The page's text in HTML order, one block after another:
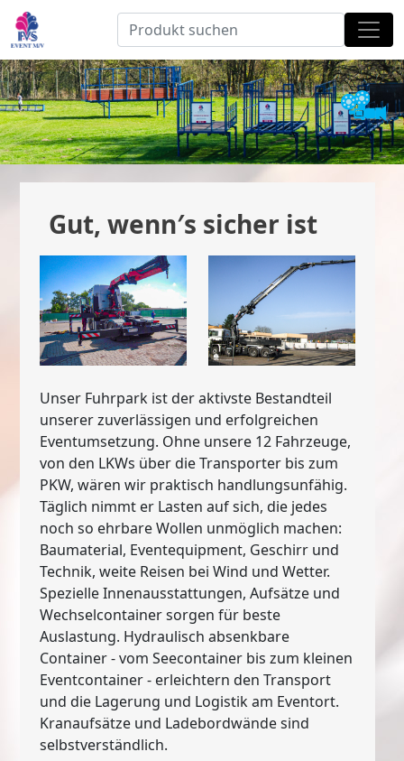
Gut, wenn′s sicher ist
Unser Fuhrpark ist der aktivste Bestandteil
unserer zuverlässigen und erfolgreichen
Eventumsetzung. Ohne unsere 12 Fahrzeuge,
von den LKWs über die Transporter bis zum
PKW, wären wir praktisch handlungsunfähig.
Täglich nimmt er Lasten auf sich, die jedes
noch so ehrbare Wollen unmöglich machen:
Baumaterial, Eventequipment, Geschirr und
Technik, weite Reisen bei Wind und Wetter.
Spezielle Innenausstattungen, Aufsätze und
Wechselcontainer sorgen für beste
Auslastung. Hydraulisch absenkbare
Container - vom Seecontainer bis zum kleinen
Eventcontainer - erleichtern den Transport
und die Lagerung und Logistik am Eventort.
Kranaufsätze und Ladebordwände sind
selbstverständlich.